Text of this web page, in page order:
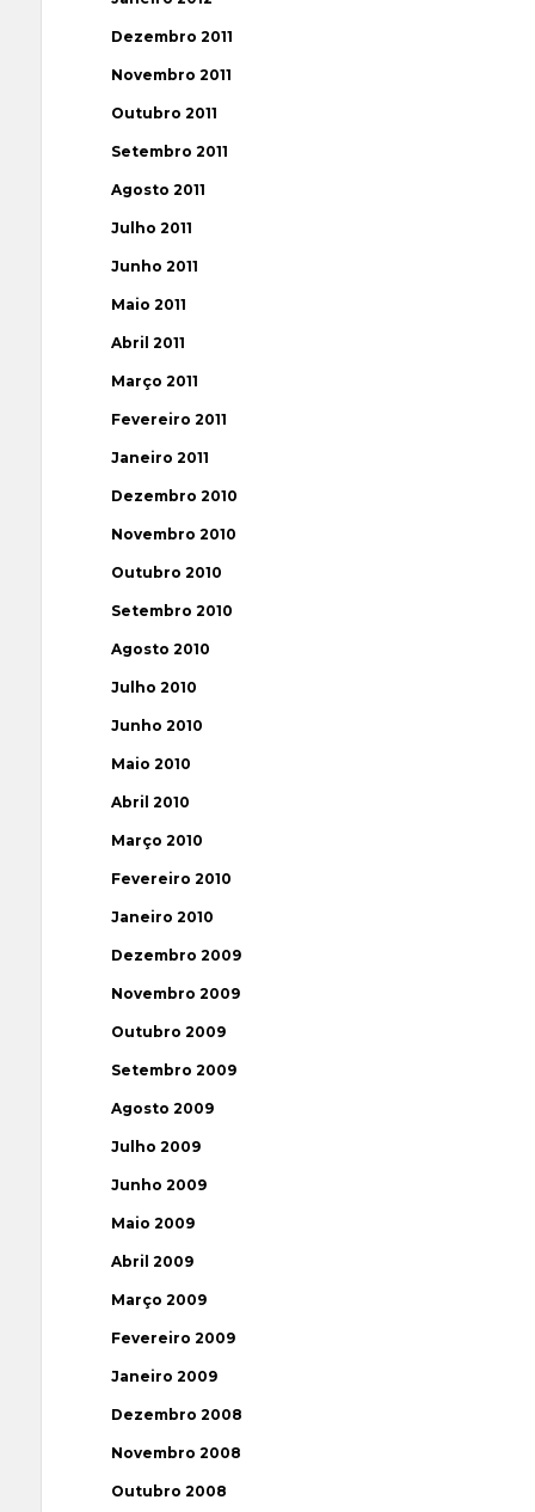
Dezembro 2011
Novembro 2011
Outubro 2011
Setembro 2011
Agosto 2011
Julho 2011
Junho 2011
Maio 2011
Abril 2011
Março 2011
Fevereiro 2011
Janeiro 2011
Dezembro 2010
Novembro 2010
Outubro 2010
Setembro 2010
Agosto 2010
Julho 2010
Junho 2010
Maio 2010
Abril 2010
Março 2010
Fevereiro 2010
Janeiro 2010
Dezembro 2009
Novembro 2009
Outubro 2009
Setembro 2009
Agosto 2009
Julho 2009
Junho 2009
Maio 2009
Abril 2009
Março 2009
Fevereiro 2009
Janeiro 2009
Dezembro 2008
Novembro 2008
Outubro 2008